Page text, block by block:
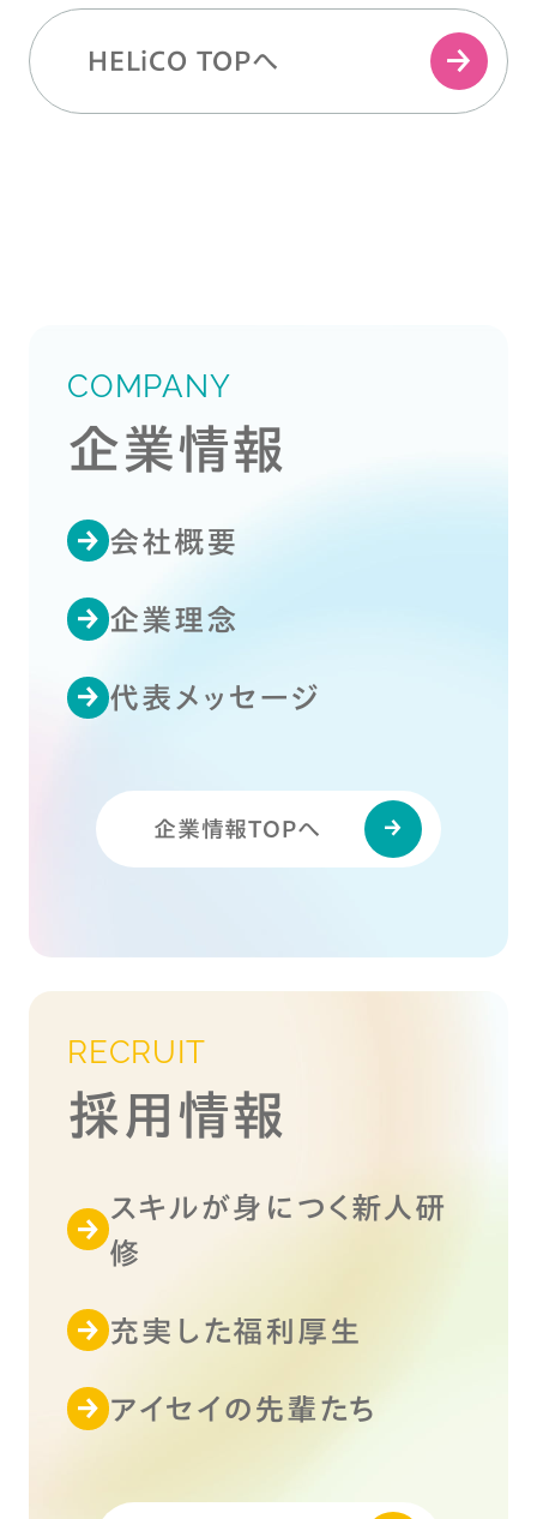
HELiCO TOPへ
COMPANY
企業情報
会社概要
企業理念
代表メッセージ
企業情報TOPへ
RECRUIT
採用情報
スキルが身につく新人研
修
充実した福利厚生
アイセイの先輩たち